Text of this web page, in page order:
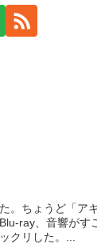
。ちょうど「ア
ray、音響がす
クリした。...